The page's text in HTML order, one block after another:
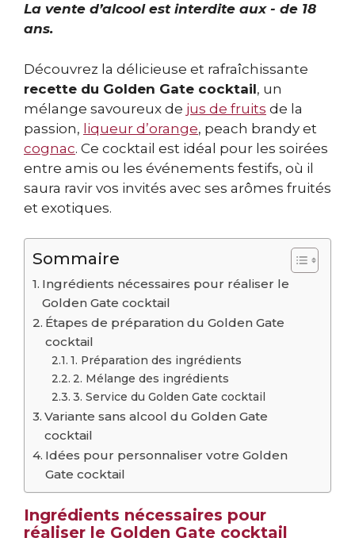
La vente d’alcool est interdite aux - de 18
ans.
Découvrez la délicieuse et rafraîchissante
recette du Golden Gate cocktail, un
mélange savoureux de jus de fruits de la
passion, liqueur d’orange, peach brandy et
cognac. Ce cocktail est idéal pour les soirées
entre amis ou les événements festifs, où il
saura ravir vos invités avec ses arômes fruités
et exotiques.
Sommaire
Ingrédients nécessaires pour réaliser le
Golden Gate cocktail
Étapes de préparation du Golden Gate
cocktail
1. Préparation des ingrédients
2. Mélange des ingrédients
3. Service du Golden Gate cocktail
Variante sans alcool du Golden Gate
cocktail
Idées pour personnaliser votre Golden
Gate cocktail
Ingrédients nécessaires pour
réaliser le Golden Gate cocktail